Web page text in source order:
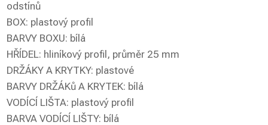
odstínů
BOX: plastový profil
BARVY BOXU: bílá
HŘÍDEL: hliníkový profil, průměr 25 mm
DRŽÁKY A KRYTKY: plastové
BARVY DRŽÁKů A KRYTEK: bílá
VODÍCÍ LIŠTA: plastový profil
BARVA VODÍCÍ LIŠTY: bílá